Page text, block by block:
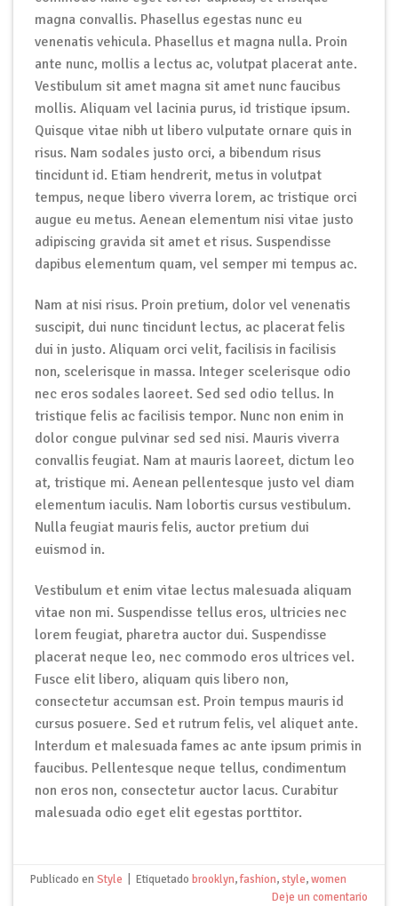
magna convallis. Phasellus egestas nunc eu
venenatis vehicula. Phasellus et magna nulla. Proin
ante nunc, mollis a lectus ac, volutpat placerat ante.
Vestibulum sit amet magna sit amet nunc faucibus
mollis. Aliquam vel lacinia purus, id tristique ipsum.
Quisque vitae nibh ut libero vulputate ornare quis in
risus. Nam sodales justo orci, a bibendum risus
tincidunt id. Etiam hendrerit, metus in volutpat
tempus, neque libero viverra lorem, ac tristique orci
augue eu metus. Aenean elementum nisi vitae justo
adipiscing gravida sit amet et risus. Suspendisse
dapibus elementum quam, vel semper mi tempus ac.
Nam at nisi risus. Proin pretium, dolor vel venenatis
suscipit, dui nunc tincidunt lectus, ac placerat felis
dui in justo. Aliquam orci velit, facilisis in facilisis
non, scelerisque in massa. Integer scelerisque odio
nec eros sodales laoreet. Sed sed odio tellus. In
tristique felis ac facilisis tempor. Nunc non enim in
dolor congue pulvinar sed sed nisi. Mauris viverra
convallis feugiat. Nam at mauris laoreet, dictum leo
at, tristique mi. Aenean pellentesque justo vel diam
elementum iaculis. Nam lobortis cursus vestibulum.
Nulla feugiat mauris felis, auctor pretium dui
euismod in.
Vestibulum et enim vitae lectus malesuada aliquam
vitae non mi. Suspendisse tellus eros, ultricies nec
lorem feugiat, pharetra auctor dui. Suspendisse
placerat neque leo, nec commodo eros ultrices vel.
Fusce elit libero, aliquam quis libero non,
consectetur accumsan est. Proin tempus mauris id
cursus posuere. Sed et rutrum felis, vel aliquet ante.
Interdum et malesuada fames ac ante ipsum primis in
faucibus. Pellentesque neque tellus, condimentum
non eros non, consectetur auctor lacus. Curabitur
malesuada odio eget elit egestas porttitor.
Publicado enStyle Etiquetado brooklyn,fashion,style,women
Deje un comentario